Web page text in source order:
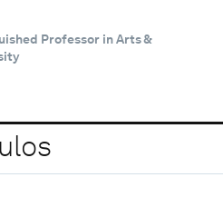
Professor in Arts &